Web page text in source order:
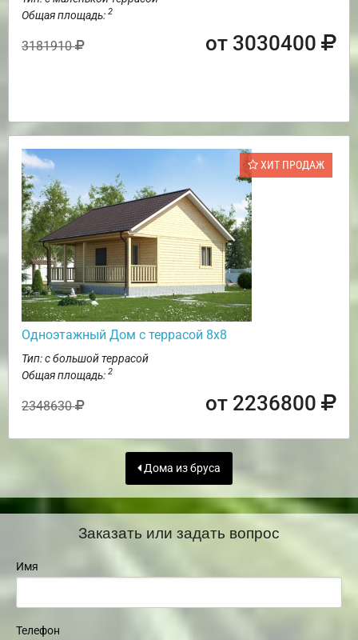
Общая площадь: 2
3181910 от 3030400
ХИТ ПРОДАЖ
Одноэтажный Дом с террасой 8х8
Тип: с большой террасой
Общая площадь: 2
2348630 от 2236800
Дома из бруса
Заказать или задать вопрос
Имя
Телефон